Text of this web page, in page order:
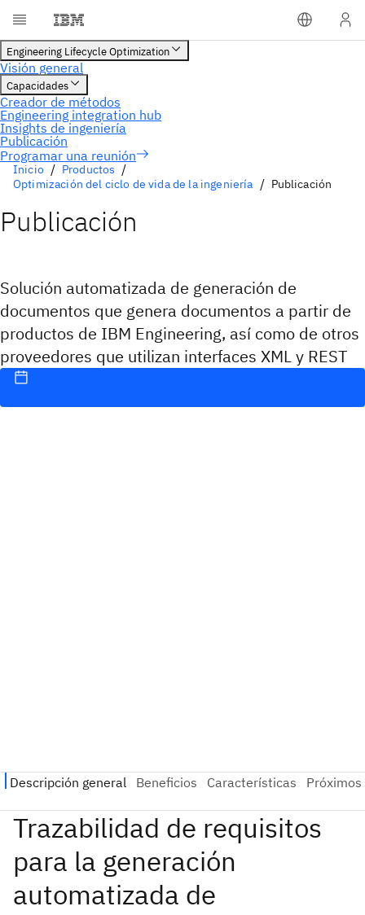
Programar una reunión
Inicio
Productos
Optimización del ciclo de vida de la ingeniería
Publicación
Publicación
Solución automatizada de generación de
documentos que genera documentos a partir de
productos de IBM Engineering, así como de otros
proveedores que utilizan interfaces XML y REST